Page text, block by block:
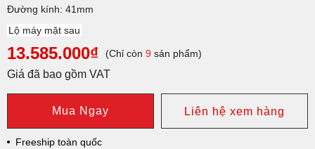
Đường kính: 41mm
Lộ máy mặt sau
13.585.000₫ (Chỉ còn 9 sản phẩm)
Giá đã bao gồm VAT
Mua Ngay Liên hệ xem hàng
Freeship toàn quốc